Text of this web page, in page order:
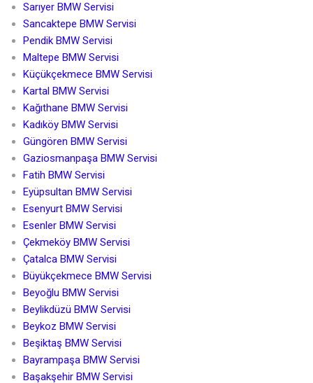
Sarıyer BMW Servisi
Sancaktepe BMW Servisi
Pendik BMW Servisi
Maltepe BMW Servisi
Küçükçekmece BMW Servisi
Kartal BMW Servisi
Kağıthane BMW Servisi
Kadıköy BMW Servisi
Güngören BMW Servisi
Gaziosmanpaşa BMW Servisi
Fatih BMW Servisi
Eyüpsultan BMW Servisi
Esenyurt BMW Servisi
Esenler BMW Servisi
Çekmeköy BMW Servisi
Çatalca BMW Servisi
Büyükçekmece BMW Servisi
Beyoğlu BMW Servisi
Beylikdüzü BMW Servisi
Beykoz BMW Servisi
Beşiktaş BMW Servisi
Bayrampaşa BMW Servisi
Başakşehir BMW Servisi